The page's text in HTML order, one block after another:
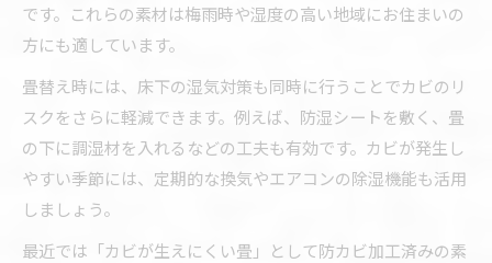
です。これらの素材は梅雨時や湿度の高い地域にお住まいの
方にも適しています。
畳替え時には、床下の湿気対策も同時に行うことでカビのリ
スクをさらに軽減できます。例えば、防湿シートを敷く、畳
の下に調湿材を入れるなどの工夫も有効です。カビが発生し
やすい季節には、定期的な換気やエアコンの除湿機能も活用
しましょう。
最近では「カビが生えにくい畳」として防カビ加工済みの素